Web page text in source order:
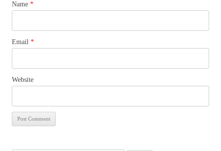
Name *
Email *
Website